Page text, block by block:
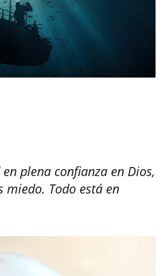
plena confianza en Dios,
miedo. Todo está en